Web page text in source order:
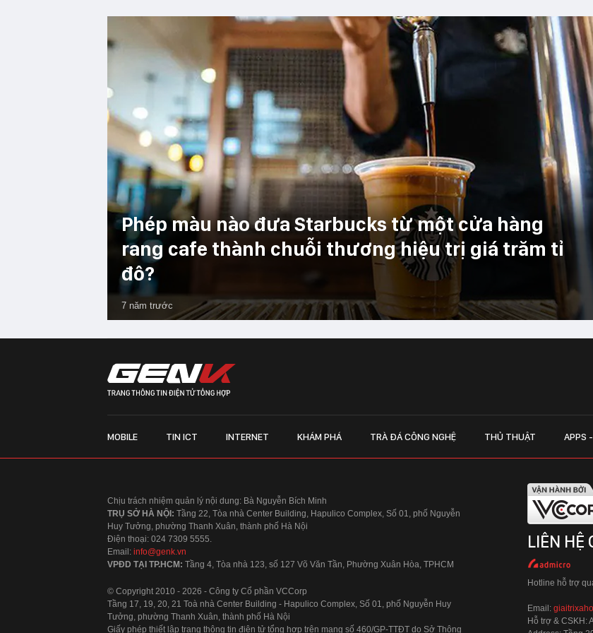
Phép màu nào đưa Starbucks từ một cửa hàng
rang cafe thành chuỗi thương hiệu trị giá trăm tỉ
đô?
7 năm trước
MOBILE TIN ICT INTERNET KHÁM PHÁ TRÀ ĐÁ CÔNG NGHỆ THỦ THUẬT APPS
Chịu trách nhiệm quản lý nội dung: Bà Nguyễn Bích Minh
TRỤ SỞ HÀ NỘI: Tầng 22, Tòa nhà Center Building, Hapulico Complex, Số 01, phố Nguyễn
Huy Tưởng, phường Thanh Xuân, thành phố Hà Nội
Điện thoại: 024 7309 5555.
Email: info@genk.vn
VPĐD TẠI TP.HCM: Tầng 4, Tòa nhà 123, số 127 Võ Văn Tần, Phường Xuân Hòa, TPHCM
© Copyright 2010 - 2026 - Công ty Cổ phần VCCorp
Tầng 17, 19, 20, 21 Toà nhà Center Building - Hapulico Complex, Số 01, phố Nguyễn Huy
Tưởng, phường Thanh Xuân, thành phố Hà Nội
Giấy phép thiết lập trang thông tin điện tử tổng hợp trên mạng số 460/GP-TTĐT do Sở Thông
LIÊN HỆ
Hotline hỗ trợ
Email:
Hỗ trợ & CSKH: